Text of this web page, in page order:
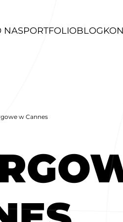
NASPORTFOLIOBLOG
w Cannes